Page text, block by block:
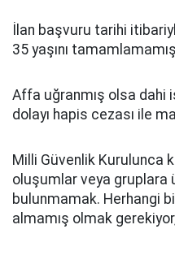
İlan başvuru tarihi
35 yaşını
Affa uğranmış olsa dahi
dolayı hapis cezası ile
Milli Güvenlik Kurulunca
oluşumlar veya gruplara
bulunmamak. Herhangi
almamış olmak